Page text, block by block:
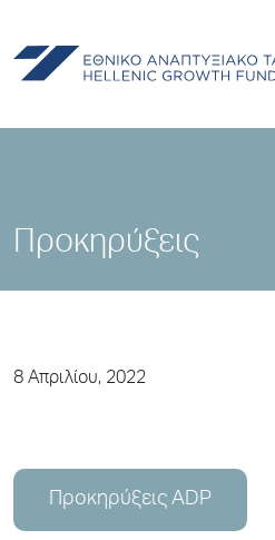
Προκηρύξεις
8 Απριλίου, 2022
Προκηρύξεις ADP